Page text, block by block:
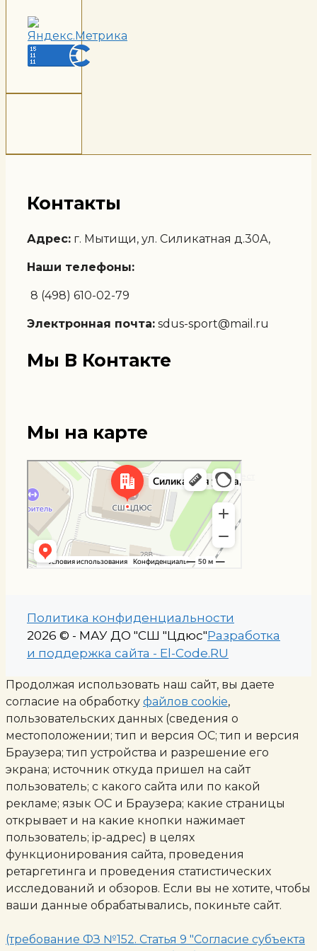
Контакты
Адрес: г. Мытищи, ул. Силикатная д.30А,
Наши телефоны:
8 (498) 610-02-79
Электронная почта: sdus-sport@mail.ru
Мы В Контакте
Мы на карте
Мытищи
Яндекс Карты — транспорт, навигация, поиск мест
Политика конфиденциальности
2026 © - МАУ ДО "СШ "Цдюс"Разработка
и поддержка сайта - El-Code.RU
Продолжая использовать наш сайт, вы даете
согласие на обработку файлов cookie,
пользовательских данных (сведения о
местоположении; тип и версия ОС; тип и версия
Браузера; тип устройства и разрешение его
экрана; источник откуда пришел на сайт
пользователь; с какого сайта или по какой
рекламе; язык ОС и Браузера; какие страницы
открывает и на какие кнопки нажимает
пользователь; ip-адрес) в целях
функционирования сайта, проведения
ретаргетинга и проведения статистических
исследований и обзоров. Если вы не хотите, чтобы
ваши данные обрабатывались, покиньте сайт.
(требование ФЗ №152. Статья 9 "Согласие субъекта